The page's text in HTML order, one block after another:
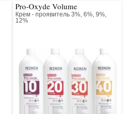
Pro-Oxyde Volume
Крем - проявитель 3%, 6%, 9%,
12%